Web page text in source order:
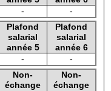
-
-
Plafond
salarial
année 5
Plafond
salarial
année 6
-
-
Non-
échange
Non-
échange